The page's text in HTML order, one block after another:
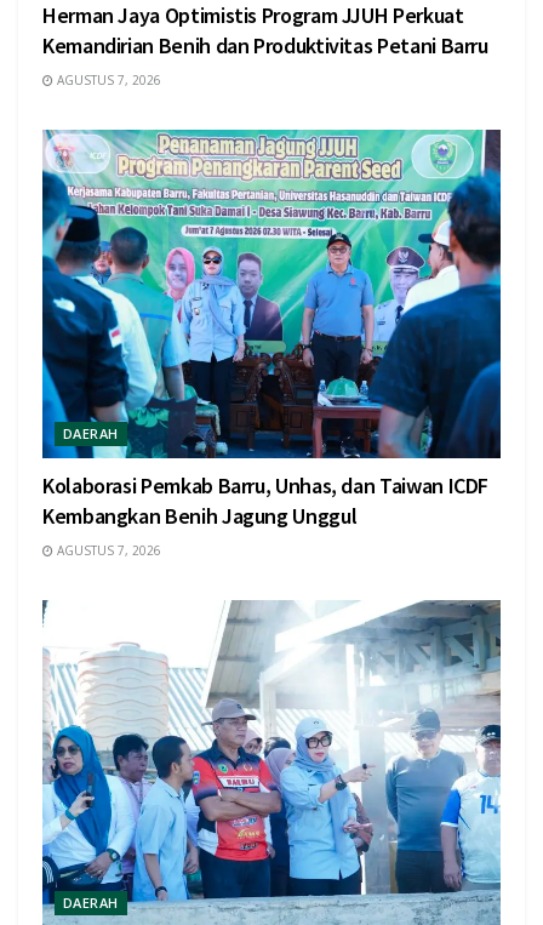
Herman Jaya Optimistis Program JJUH Perkuat
Kemandirian Benih dan Produktivitas Petani Barru
AGUSTUS 7, 2026
DAERAH
Kolaborasi Pemkab Barru, Unhas, dan Taiwan ICDF
Kembangkan Benih Jagung Unggul
AGUSTUS 7, 2026
DAERAH